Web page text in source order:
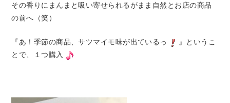
その香りにまんまと吸い寄せられるがまま自然とお店の商品
の前へ（笑）
『あ！季節の商品、サツマイモ味が出ているっ
』というこ
とで、１つ購入